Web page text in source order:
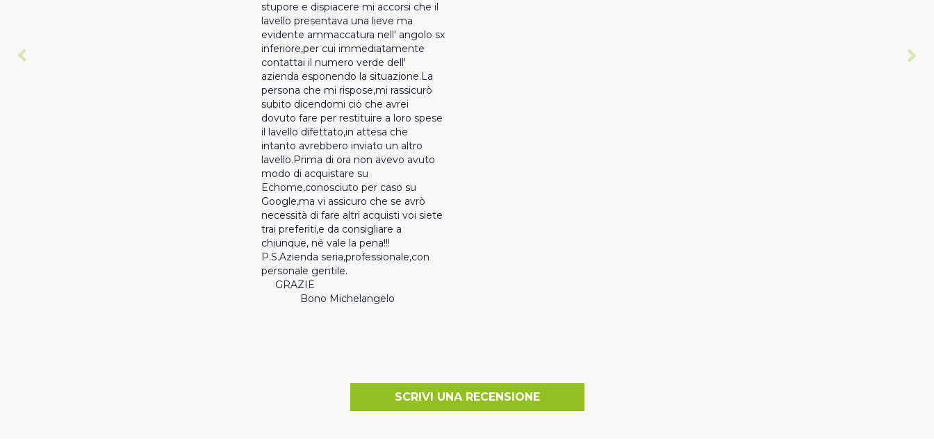
stupore e dispiacere mi accorsi che il
lavello presentava una lieve ma
evidente ammaccatura nell' angolo sx
inferiore,per cui immediatamente
contattai il numero verde dell'
azienda esponendo la situazione.La
persona che mi rispose,mi rassicurò
subito dicendomi ciò che avrei
dovuto fare per restituire a loro spese
il lavello difettato,in attesa che
intanto avrebbero inviato un altro
lavello.Prima di ora non avevo avuto
modo di acquistare su
Echome,conosciuto per caso su
Google,ma vi assicuro che se avrò
necessità di fare altri acquisti voi siete
trai preferiti,e da consigliare a
chiunque, né vale la pena!!!
P.S.Azienda seria,professionale,con
personale gentile.
              Bono Michelangelo
SCRIVI UNA RECENSIONE